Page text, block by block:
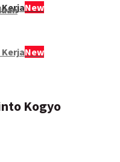
New
New
Kogyo